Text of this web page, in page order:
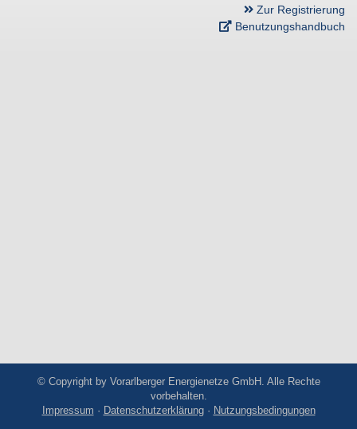
Zur Registrierung
Benutzungshandbuch
© Copyright by Vorarlberger Energienetze GmbH. Alle Rechte
vorbehalten.
Impressum · Datenschutzerklärung · Nutzungsbedingungen